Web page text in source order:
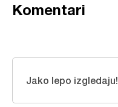
Komentari
Jako lepo izgledaju!